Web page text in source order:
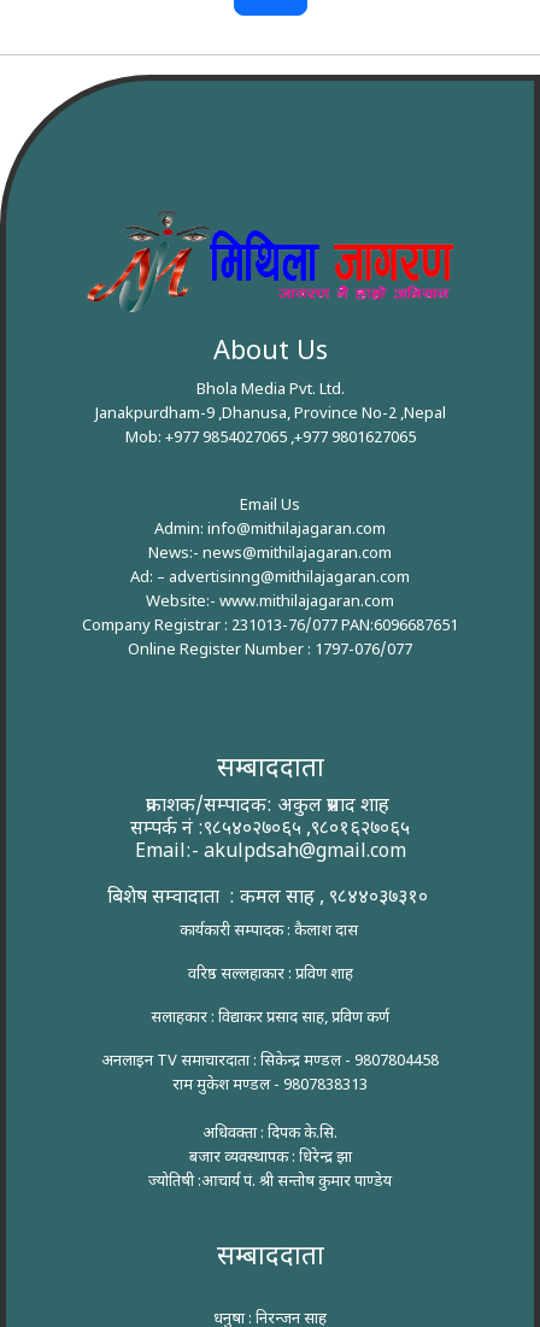
About Us
Bhola Media Pvt. Ltd.
Janakpurdham-9 ,Dhanusa, Province No-2 ,Nepal
Mob: +977 9854027065 ,+977 9801627065
Email Us
Admin: info@mithilajagaran.com
News:- news@mithilajagaran.com
Ad: – advertisinng@mithilajagaran.com
Website:- www.mithilajagaran.com
Company Registrar : 231013-76/077 PAN:6096687651
Online Register Number : 1797-076/077
सम्बाददाता
प्रकाशक/सम्पादक: अकुल प्रसाद शाह
सम्पर्क नं :९८५४०२७०६५ ,९८०१६२७०६५
Email:- akulpdsah@gmail.com
बिशेष सम्वादाता : कमल साह , ९८४४०३७३१०
कार्यकारी सम्पादक : कैलाश दास
वरिष्ठ सल्लहाकार : प्रविण शाह
सलाहकार : विद्याकर प्रसाद साह, प्रविण कर्ण
अनलाइन TV समाचारदाता : सिकेन्द्र मण्डल - 9807804458
राम मुकेश मण्डल - 9807838313
अधिवक्ता : दिपक के.सि.
बजार व्यवस्थापक : धिरेन्द्र झा
ज्योतिषी :आचार्य पं. श्री सन्तोष कुमार पाण्डेय
सम्बाददाता
धनुषा : निरन्जन साह